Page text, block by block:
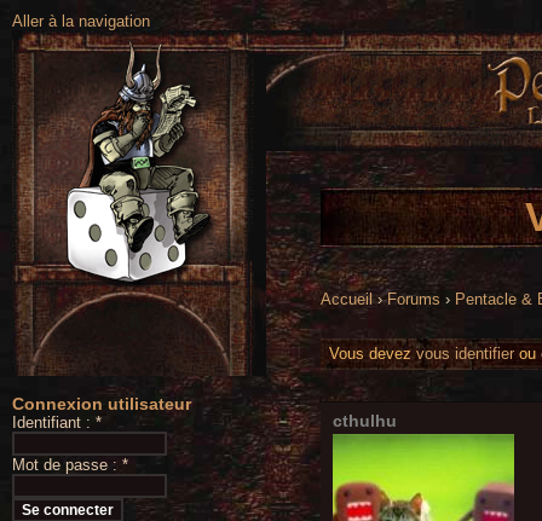
Aller à la navigation
Connexion utilisateur
Identifiant : *
Mot de passe : *
Accueil›Forums › Pentacle &
Vous devez vous identifier ou
cthulhu